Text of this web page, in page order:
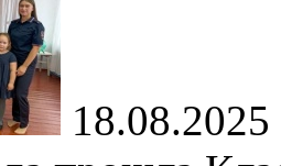
18.08.2025